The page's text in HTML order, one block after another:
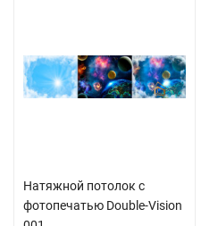
Натяжной потолок с
фотопечатью Double-Vision